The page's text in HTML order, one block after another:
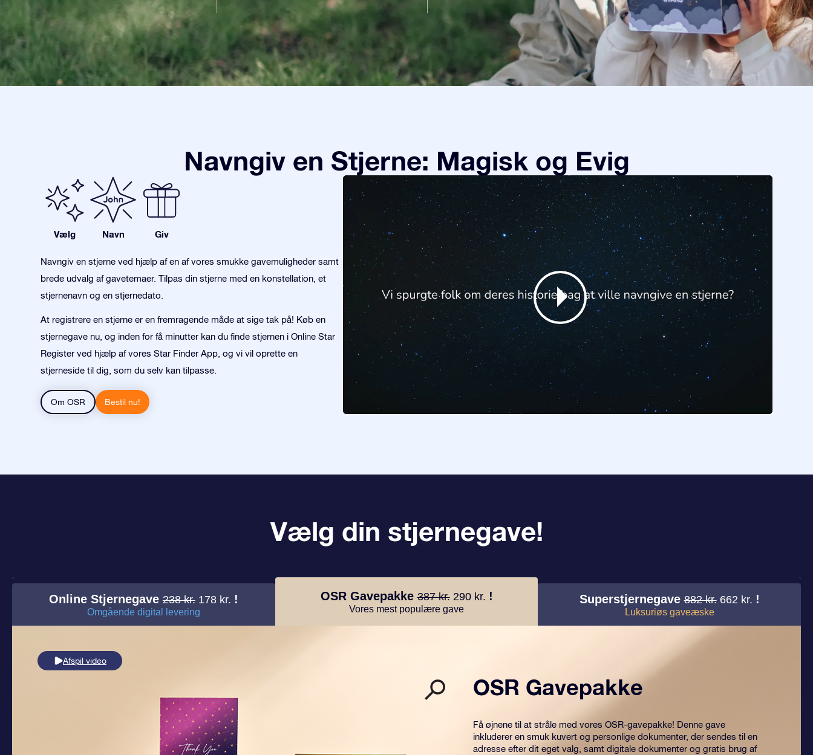
Navngiv en Stjerne: Magisk og Evig
Vælg Navn Giv
Navngiv en stjerne ved hjælp af en af vores smukke gavemuligheder samt
brede udvalg af gavetemaer. Tilpas din stjerne med en konstellation, et
stjernenavn og en stjernedato.
At registrere en stjerne er en fremragende måde at sige tak på! Køb en
stjernegave nu, og inden for få minutter kan du finde stjernen i Online Star
Register ved hjælp af vores Star Finder App, og vi vil oprette en
stjerneside til dig, som du selv kan tilpasse.
Om OSR Bestil nu!
Vælg din stjernegave!
Online Stjernegave238 kr. 178 kr. !
Omgående digital levering
OSR Gavepakke387 kr. 290 kr. !
Vores mest populære gave
Superstjernegave882 kr. 662 kr. !
Luksuriøs gaveæske
Afspil video
OSR Gavepakke
Få øjnene til at stråle med vores OSR-gavepakke! Denne gave
inkluderer en smuk kuvert og personlige dokumenter, der sendes til en
adresse efter dit eget valg, samt digitale dokumenter og gratis brug af